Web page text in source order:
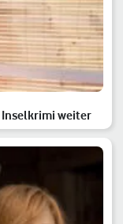
Inselkrimi weiter